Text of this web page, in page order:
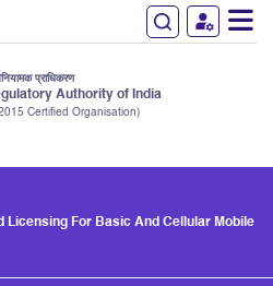
प्राधिकरण
Authority of India
Certified Organisation)
Licensing For Basic And Cellular Mobile